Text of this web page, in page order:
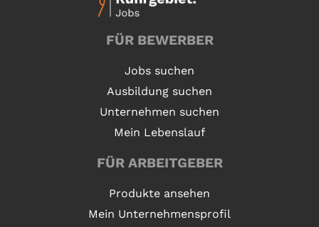
FÜR BEWERBER
Jobs suchen
Ausbildung suchen
Unternehmen suchen
Mein Lebenslauf
FÜR ARBEITGEBER
Produkte ansehen
Mein Unternehmensprofil